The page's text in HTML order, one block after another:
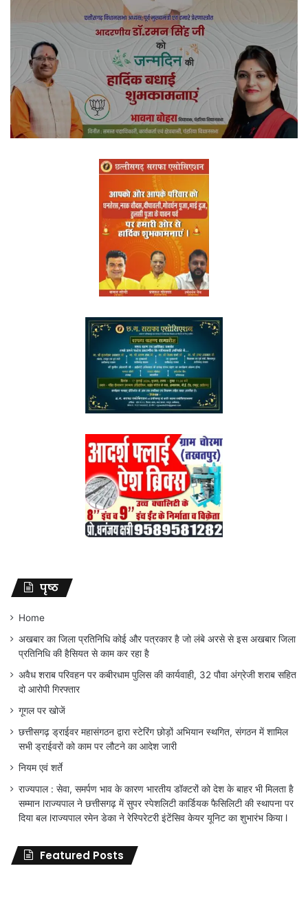
पृष्ठ
Home
अखबार का जिला प्रतिनिधि कोई और पत्रकार है जो लंबे अरसे से इस अखबार जिला
प्रतिनिधि की हैसियत से काम कर रहा है
अवैध शराब परिवहन पर कबीरधाम पुलिस की कार्यवाही, 32 पौवा अंग्रेजी शराब सहित
दो आरोपी गिरफ्तार
गूगल पर खोजें
छत्तीसगढ़ ड्राईवर महासंगठन द्वारा स्टेरिंग छोड़ों अभियान स्थगित, संगठन में शामिल
सभी ड्राईवरों को काम पर लौटने का आदेश जारी
नियम एवं शर्ते
राज्यपाल : सेवा, समर्पण भाव के कारण भारतीय डॉक्टरों को देश के बाहर भी मिलता है
सम्मान lराज्यपाल ने छत्तीसगढ़ में सुपर स्पेशलिटी कार्डियक फैसिलिटी की स्थापना पर
दिया बल lराज्यपाल रमेन डेका ने रेस्पिरेटरी इंटेंसिव केयर यूनिट का शुभारंभ किया l
Featured Posts